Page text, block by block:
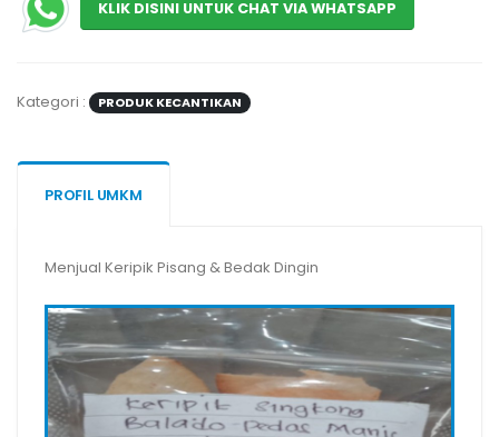
KLIK DISINI UNTUK CHAT VIA WHATSAPP
Kategori : PRODUK KECANTIKAN
PROFIL UMKM
Menjual Keripik Pisang & Bedak Dingin